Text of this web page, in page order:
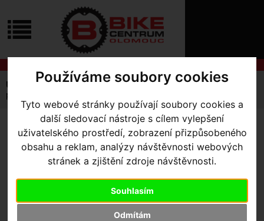
Používáme soubory cookies
Tyto webové stránky používají soubory cookies a
další sledovací nástroje s cílem vylepšení
uživatelského prostředí, zobrazení přizpůsobeného
obsahu a reklam, analýzy návštěvnosti webových
stránek a zjištění zdroje návštěvnosti.
Souhlasím
Odmítám
NÁSO
SLUŽBY
REGISTRACE
ZTRATILI
Úvodní strana Komponenty
Představce
představec Specialized Mountain Stem
PŘEDSTAVEC SPECIALIZED
MOUNTAIN STEM- Stealth
Black 31.8mm x 45mm
Specialized